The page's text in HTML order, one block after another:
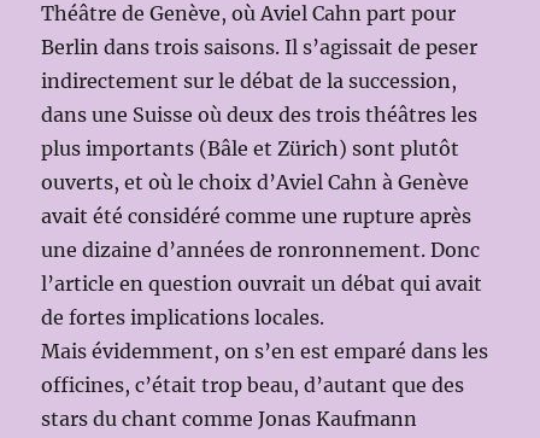
Théâtre de Genève, où Aviel Cahn part pour
Berlin dans trois saisons. Il s’agissait de peser
indirectement sur le débat de la succession,
dans une Suisse où deux des trois théâtres les
plus importants (Bâle et Zürich) sont plutôt
ouverts, et où le choix d’Aviel Cahn à Genève
avait été considéré comme une rupture après
une dizaine d’années de ronronnement. Donc
l’article en question ouvrait un débat qui avait
de fortes implications locales.
Mais évidemment, on s’en est emparé dans les
officines, c’était trop beau, d’autant que des
stars du chant comme Jonas Kaufmann